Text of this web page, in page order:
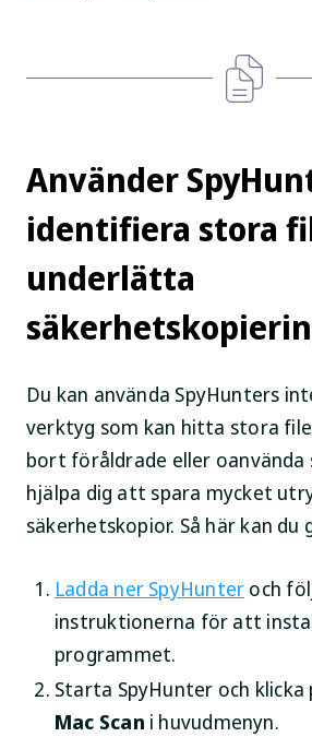
Använder
identifiera stora
underlätta
Du kan använda SpyHunters
verktyg som kan hitta stora
bort föråldrade eller
hjälpa dig att spara mycket
säkerhetskopior. Så här kan du
Ladda ner SpyHunter och
instruktionerna för att
programmet.
Starta SpyHunter och klicka
Mac Scan i huvudmenyn.